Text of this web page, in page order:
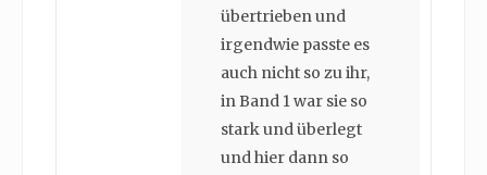
übertrieben und
irgendwie passte es
auch nicht so zu ihr,
in Band 1 war sie so
stark und überlegt
und hier dann so